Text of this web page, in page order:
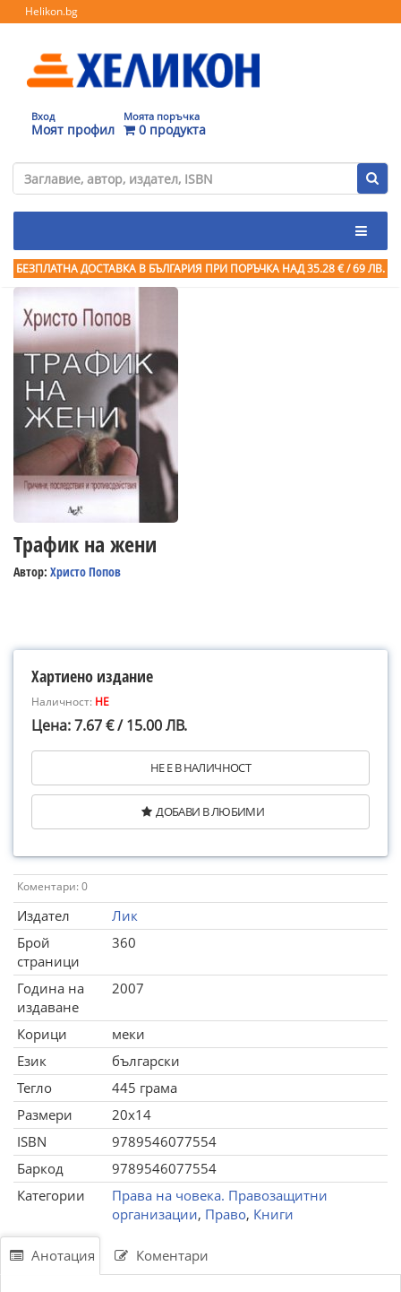
Helikon.bg
Вход
Моят профил
Моята поръчка
0 продукта
БЕЗПЛАТНА ДОСТАВКА В БЪЛГАРИЯ ПРИ ПОРЪЧКА НАД 35.28 € / 69 ЛВ.
Трафик на жени
Автор: Христо Попов
Хартиено издание
Наличност: НЕ
Цена: 7.67 € / 15.00 ЛВ.
НЕ Е В НАЛИЧНОСТ
ДОБАВИ В ЛЮБИМИ
Коментари: 0
Издател
Лик
Брой
страници
360
Година на
издаване
2007
Корици
меки
Език
български
Тегло
445 грама
Размери
20x14
ISBN
9789546077554
Баркод
9789546077554
Категории
Права на човека. Правозащитни
организации, Право, Книги
Анотация Коментари